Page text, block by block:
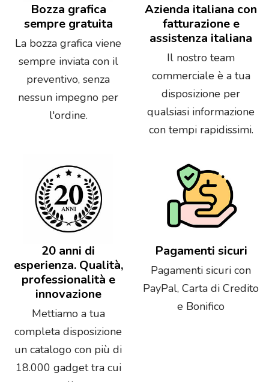
Bozza grafica
sempre gratuita
La bozza grafica viene
sempre inviata con il
preventivo, senza
nessun impegno per
l'ordine.
Azienda italiana con
fatturazione e
assistenza italiana
Il nostro team
commerciale è a tua
disposizione per
qualsiasi informazione
con tempi rapidissimi.
20 anni di
esperienza. Qualità,
professionalità e
innovazione
Mettiamo a tua
completa disposizione
un catalogo con più di
18.000 gadget tra cui
Pagamenti sicuri
Pagamenti sicuri con
PayPal, Carta di Credito
e Bonifico